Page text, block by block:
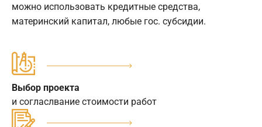
можно использовать кредитные средства,
материнский капитал, любые гос. субсидии.
Выбор проекта
и согласлвание стоимости работ